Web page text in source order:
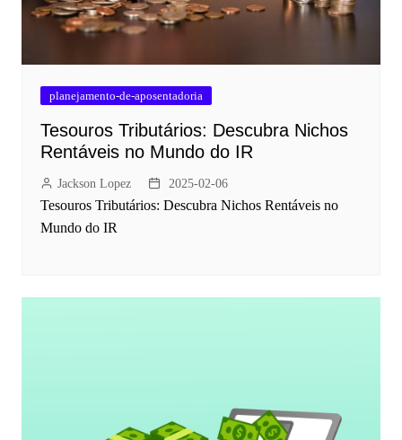
planejamento-de-aposentadoria
Tesouros Tributários: Descubra Nichos
Rentáveis no Mundo do IR
Jackson Lopez 2025-02-06
Tesouros Tributários: Descubra Nichos Rentáveis no
Mundo do IR